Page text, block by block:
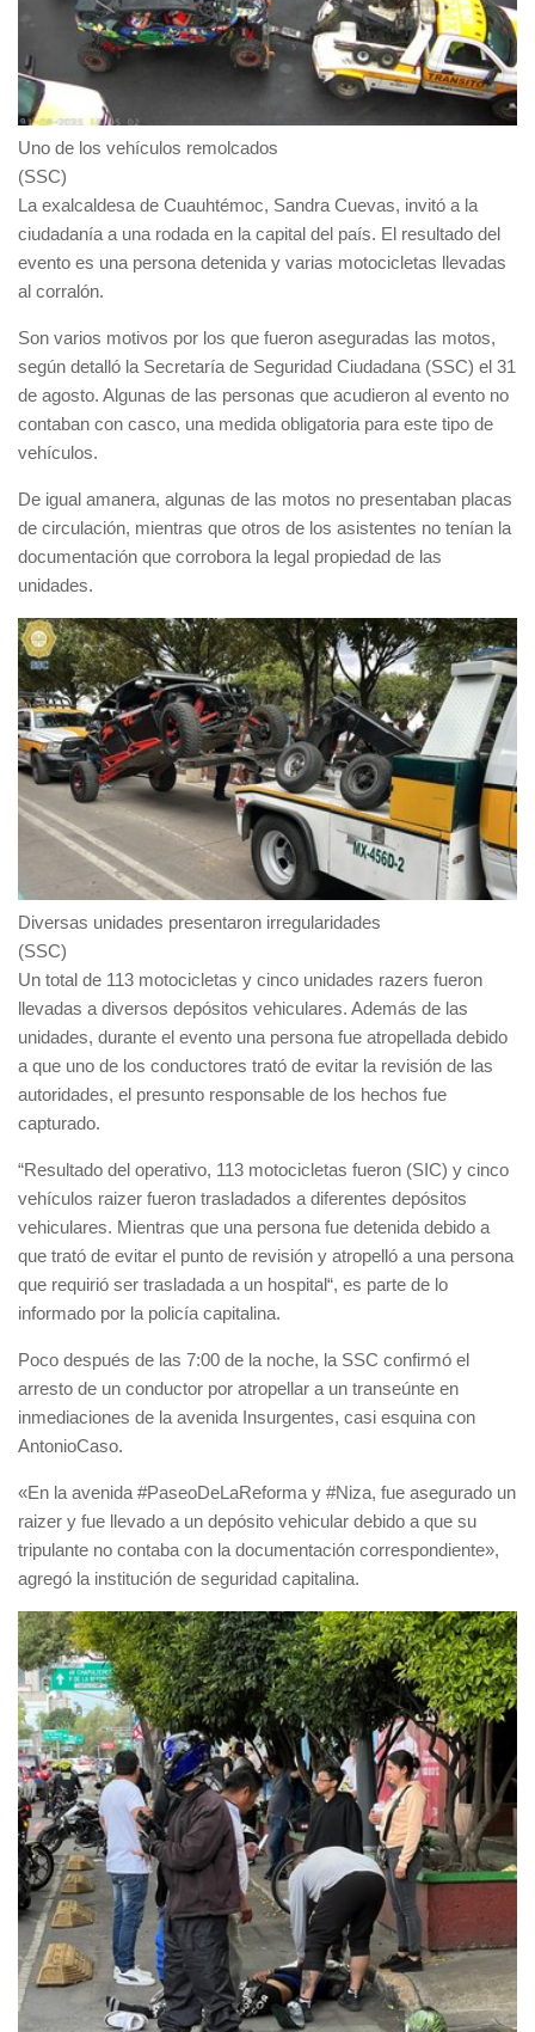
Uno de los vehículos remolcados
(SSC)
La exalcaldesa de Cuauhtémoc, Sandra Cuevas, invitó a la
ciudadanía a una rodada en la capital del país. El resultado del
evento es una persona detenida y varias motocicletas llevadas
al corralón.
Son varios motivos por los que fueron aseguradas las motos,
según detalló la Secretaría de Seguridad Ciudadana (SSC) el 31
de agosto. Algunas de las personas que acudieron al evento no
contaban con casco, una medida obligatoria para este tipo de
vehículos.
De igual amanera, algunas de las motos no presentaban placas
de circulación, mientras que otros de los asistentes no tenían la
documentación que corrobora la legal propiedad de las
unidades.
Diversas unidades presentaron irregularidades
(SSC)
Un total de 113 motocicletas y cinco unidades razers fueron
llevadas a diversos depósitos vehiculares. Además de las
unidades, durante el evento una persona fue atropellada debido
a que uno de los conductores trató de evitar la revisión de las
autoridades, el presunto responsable de los hechos fue
capturado.
“Resultado del operativo, 113 motocicletas fueron (SIC) y cinco
vehículos raizer fueron trasladados a diferentes depósitos
vehiculares. Mientras que una persona fue detenida debido a
que trató de evitar el punto de revisión y atropelló a una persona
que requirió ser trasladada a un hospital“, es parte de lo
informado por la policía capitalina.
Poco después de las 7:00 de la noche, la SSC confirmó el
arresto de un conductor por atropellar a un transeúnte en
inmediaciones de la avenida Insurgentes, casi esquina con
AntonioCaso.
«En la avenida #PaseoDeLaReforma y #Niza, fue asegurado un
raizer y fue llevado a un depósito vehicular debido a que su
tripulante no contaba con la documentación correspondiente»,
agregó la institución de seguridad capitalina.